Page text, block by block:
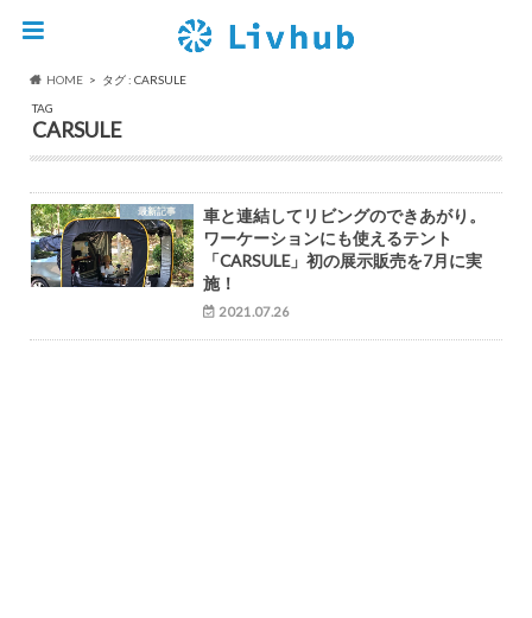
HOME
タグ : CARSULE
TAG
CARSULE
最新記事
車と連結してリビングのできあがり。
ワーケーションにも使えるテント
「CARSULE」初の展示販売を7月に実
施！
2021.07.26